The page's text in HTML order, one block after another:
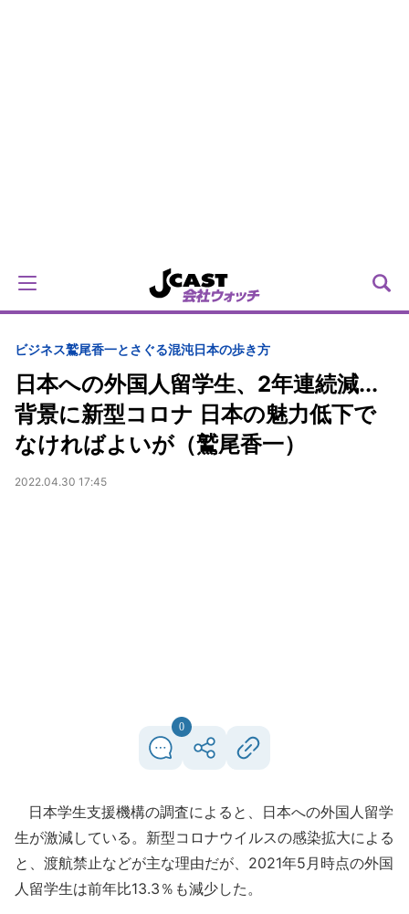
ビジネス鷲尾香一とさぐる混沌日本の歩き方
日本への外国人留学生、2年連続減...
背景に新型コロナ 日本の魅力低下で
なければよいが（鷲尾香一）
2022.04.30 17:45
0
日本学生支援機構の調査によると、日本への外国人留学
生が激減している。新型コロナウイルスの感染拡大による
と、渡航禁止などが主な理由だが、2021年5月時点の外国
人留学生は前年比13.3％も減少した。